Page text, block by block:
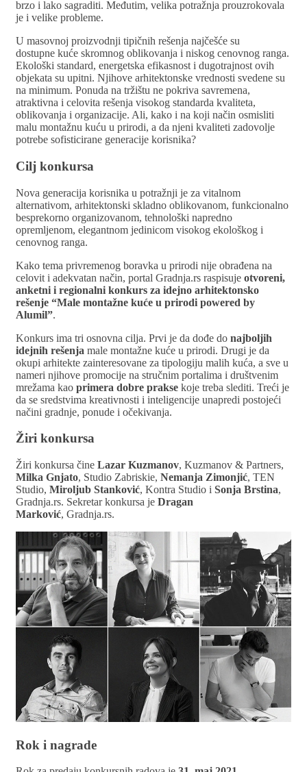
brzo i lako sagraditi. Međutim, velika potražnja prouzrokovala
je i velike probleme.
U masovnoj proizvodnji tipičnih rešenja najčešće su
dostupne kuće skromnog oblikovanja i niskog cenovnog ranga.
Ekološki standard, energetska efikasnost i dugotrajnost ovih
objekata su upitni. Njihove arhitektonske vrednosti svedene su
na minimum. Ponuda na tržištu ne pokriva savremena,
atraktivna i celovita rešenja visokog standarda kvaliteta,
oblikovanja i organizacije. Ali, kako i na koji način osmisliti
malu montažnu kuću u prirodi, a da njeni kvaliteti zadovolje
potrebe sofisticirane generacije korisnika?
Cilj konkursa
Nova generacija korisnika u potražnji je za vitalnom
alternativom, arhitektonski skladno oblikovanom, funkcionalno
besprekorno organizovanom, tehnološki napredno
opremljenom, elegantnom jedinicom visokog ekološkog i
cenovnog ranga.
Kako tema privremenog boravka u prirodi nije obrađena na
celovit i adekvatan način, portal Gradnja.rs raspisuje otvoreni,
anketni i regionalni konkurs za idejno arhitektonsko
rešenje “Male montažne kuće u prirodi powered by
Alumil”.
Konkurs ima tri osnovna cilja. Prvi je da dođe do najboljih
idejnih rešenja male montažne kuće u prirodi. Drugi je da
okupi arhitekte zainteresovane za tipologiju malih kuća, a sve u
nameri njihove promocije na stručnim portalima i društvenim
mrežama kao primera dobre prakse koje treba slediti. Treći je
da se sredstvima kreativnosti i inteligencije unapredi postojeći
načini gradnje, ponude i očekivanja.
Žiri konkursa
Žiri konkursa čine Lazar Kuzmanov, Kuzmanov & Partners,
Milka Gnjato, Studio Zabriskie, Nemanja Zimonjić, TEN
Studio, Miroljub Stanković, Kontra Studio i Sonja Brstina,
Gradnja.rs. Sekretar konkursa je Dragan
Marković, Gradnja.rs.
Rok i nagrade